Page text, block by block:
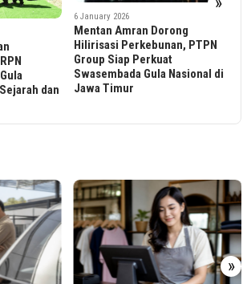
dan
6 January 2026
Mentan Amran Dorong
Hilirisasi Perkebunan, PTPN
Group Siap Perkuat
Swasembada Gula Nasional di
Jawa Timur
»